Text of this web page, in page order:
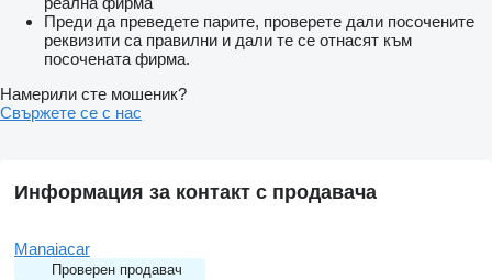
Преди да преведете парите, проверете дали посочените
реквизити са правилни и дали те се отнасят към
посочената фирма.
Намерили сте мошеник?
Свържете се с нас
Информация за контакт с продавача
Manaiacar
Проверен продавач